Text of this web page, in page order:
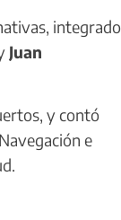
integrado
Juan
y contó
e